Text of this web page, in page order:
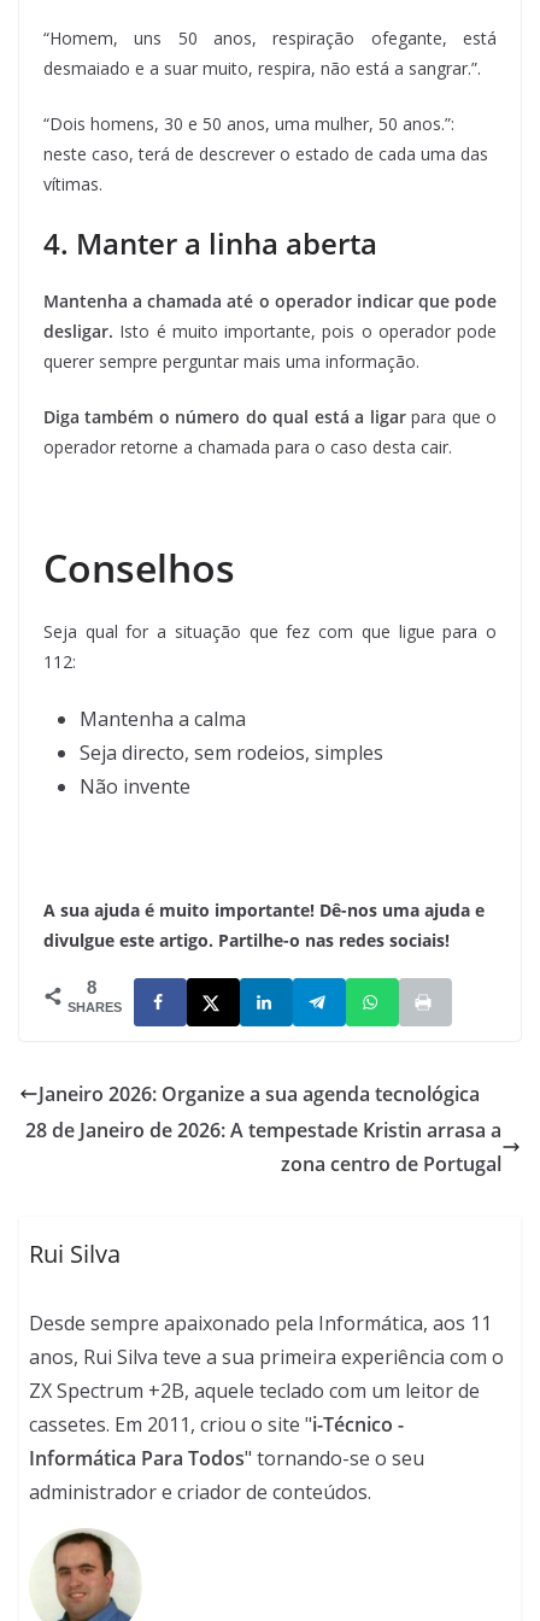
“Homem, uns 50 anos, respiração ofegante, está
desmaiado e a suar muito, respira, não está a sangrar.”.
“Dois homens, 30 e 50 anos, uma mulher, 50 anos.”:
neste caso, terá de descrever o estado de cada uma das
vítimas.
4. Manter a linha aberta
Mantenha a chamada até o operador indicar que pode
desligar. Isto é muito importante, pois o operador pode
querer sempre perguntar mais uma informação.
Diga também o número do qual está a ligarpara que o
operador retorne a chamada para o caso desta cair.
Conselhos
Seja qual for a situação que fez com que ligue para o
112:
Mantenha a calma
Seja directo, sem rodeios, simples
Não invente
A sua ajuda é muito importante! Dê-nos uma ajuda e
divulgue este artigo. Partilhe-o nas redes sociais!
8
SHARES
Janeiro 2026: Organize a sua agenda tecnológica
28 de Janeiro de 2026: A tempestade Kristin arrasa a
zona centro de Portugal
Rui Silva
Desde sempre apaixonado pela Informática, aos 11
anos, Rui Silva teve a sua primeira experiência com o
ZX Spectrum +2B, aquele teclado com um leitor de
cassetes. Em 2011, criou o site "i-Técnico -
Informática Para Todos" tornando-se o seu
administrador e criador de conteúdos.